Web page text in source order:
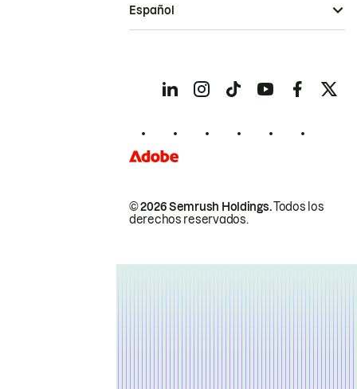
© 2026 Semrush Holdings.Todos los
derechos reservados.
Español